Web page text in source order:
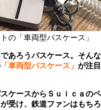
の「車両型パスケース」
あろうパスケース。そんな
「車両型パスケース」 が注目
ケースからＳｕｉｃａのペ
受け、鉄道ファンはもちろ